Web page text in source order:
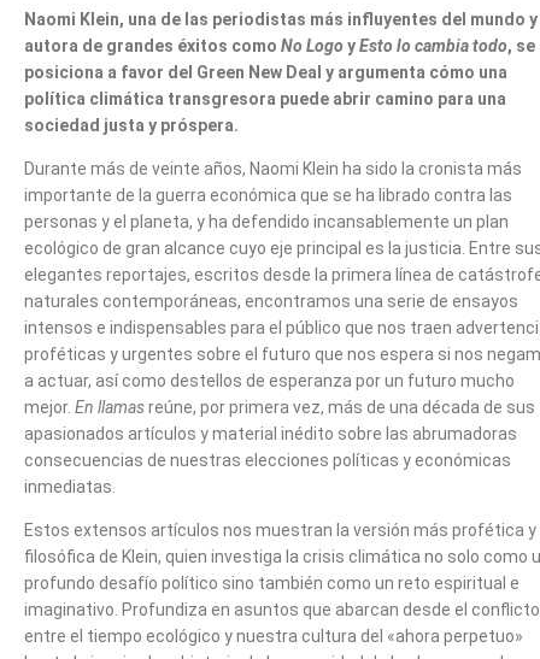
Naomi Klein, una de las periodistas más influyentes del mundo y
autora de grandes éxitos como No Logo yEsto lo cambia todo, se
posiciona a favor del Green New Deal y argumenta cómo una
política climática transgresora puede abrir camino para una
sociedad justa y próspera.
Durante más de veinte años, Naomi Klein ha sido la cronista más
importante de la guerra económica que se ha librado contra las
personas y el planeta, y ha defendido incansablemente un plan
ecológico de gran alcance cuyo eje principal es la justicia. Entre
elegantes reportajes, escritos desde la primera línea de
naturales contemporáneas, encontramos una serie de ensayos
intensos e indispensables para el público que nos traen
proféticas y urgentes sobre el futuro que nos espera si nos
a actuar, así como destellos de esperanza por un futuro mucho
mejor. En llamasreúne, por primera vez, más de una década de sus
apasionados artículos y material inédito sobre las abrumadoras
consecuencias de nuestras elecciones políticas y económicas
inmediatas.
Estos extensos artículos nos muestran la versión más profética y
filosófica de Klein, quien investiga la crisis climática no solo como
profundo desafío político sino también como un reto espiritual e
imaginativo. Profundiza en asuntos que abarcan desde el conflicto
entre el tiempo ecológico y nuestra cultura del «ahora perpetuo»